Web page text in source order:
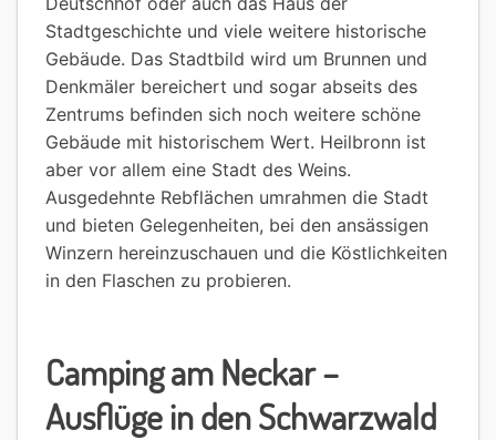
Stadtgeschichte und viele weitere historische
Gebäude. Das Stadtbild wird um Brunnen und
Denkmäler bereichert und sogar abseits des
Zentrums befinden sich noch weitere schöne
Gebäude mit historischem Wert. Heilbronn ist
aber vor allem eine Stadt des Weins.
Ausgedehnte Rebflächen umrahmen die Stadt
und bieten Gelegenheiten, bei den ansässigen
Winzern hereinzuschauen und die Köstlichkeiten
in den Flaschen zu probieren.
Camping am Neckar –
Ausflüge in den Schwarzwald